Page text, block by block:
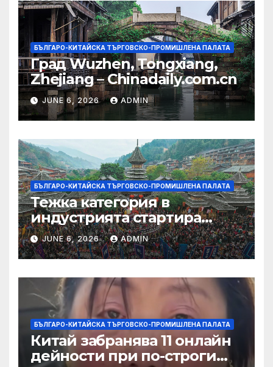
БЪЛГАРО-КИТАЙСКА ТЪРГОВСКО-ПРОМИШЛЕНА ПАЛАТА
Град Wuzhen, Tongxiang,
Zhejiang – Chinadaily.com.cn
JUNE 6, 2026 ADMIN
БЪЛГАРО-КИТАЙСКА ТЪРГОВСКО-ПРОМИШЛЕНА ПАЛАТА
Тежка категория в
индустрията стартира
алианс за космическа
слънчева енергия
JUNE 6, 2026 ADMIN
БЪЛГАРО-КИТАЙСКА ТЪРГОВСКО-ПРОМИШЛЕНА ПАЛАТА
Китай забранява 11 онлайн
дейности при по-строги